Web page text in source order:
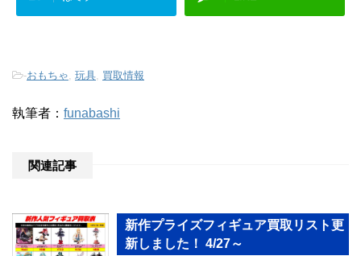
-おもちゃ 玩具 買取情報
執筆者： funabashi
関連記事
新作プライズフィギュア買取リスト更
新しました！ 4/27～